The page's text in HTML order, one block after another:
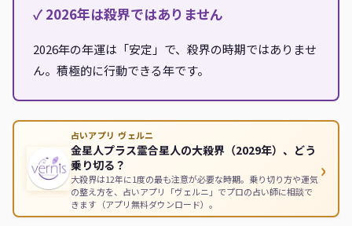
✓ 2026年は殺界ではありません
2026年の年運は「安定」で、殺界の時期ではありませ
ん。積極的に行動できる年です。
占いアプリ ヴェルニ
金星人プラス霊合星人の大殺界（2029年）、どう
乗り切る？
大殺界は12年に1度の最も注意が必要な時期。乗り切り方や運気
の整え方を、占いアプリ「ヴェルニ」でプロの占い師に相談で
きます（アプリ無料ダウンロード）。
›